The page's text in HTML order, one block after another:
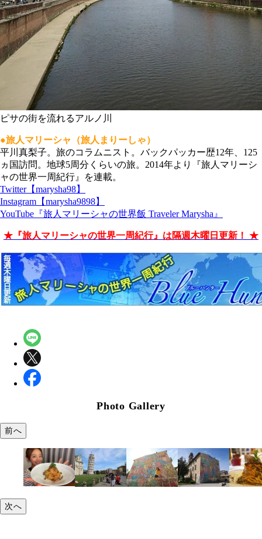
ピサの街を流れるアルノ川
●旅人マリーシャ（旅人まりーしゃ）
平川真梨子。旅のコラムニスト。バックパッカー歴12年、125
ヵ国訪問。地球5周分くらいの旅。2014年より『旅人マリーシ
ャの世界一周紀行』を連載。
Twitter【marysha98】
Instagram【marysha9898】
YouTube『旅人マリーシャの世界飯 Traveler Marysha』
★『旅人マリーシャの世界一周紀行』は隔週木曜日更新！ ★
Photo Gallery
前へ
次へ